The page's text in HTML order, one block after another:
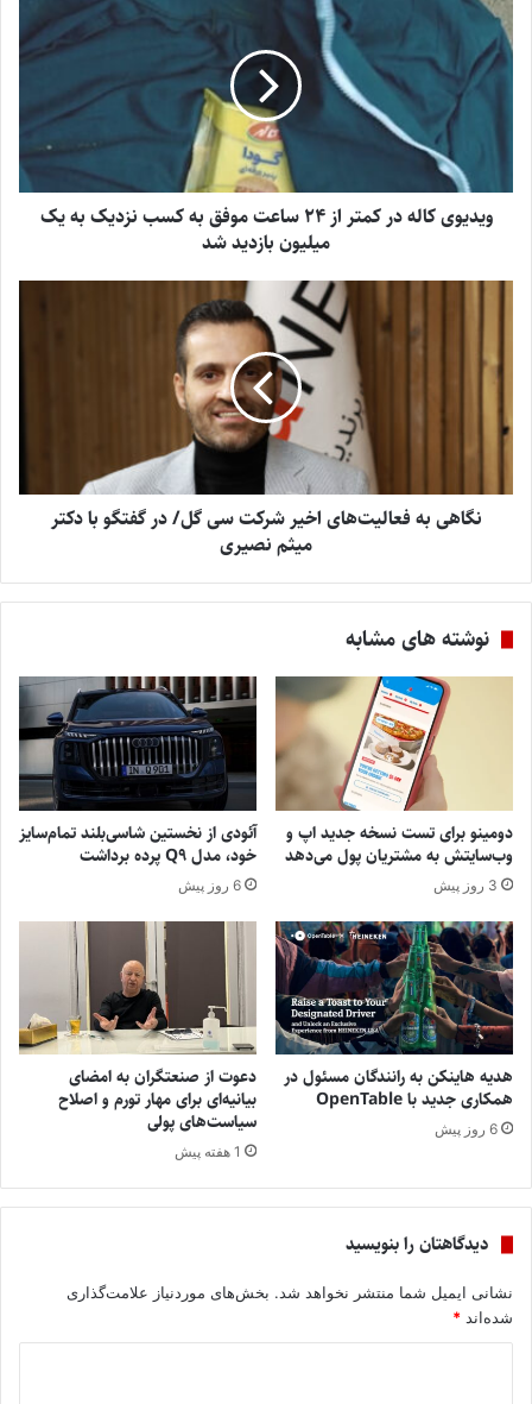
ویدیوی کاله در کمتر از ۲۴ ساعت موفق به کسب نزدیک به یک
میلیون بازدید شد
نگاهی به فعالیت‌های اخیر شرکت سی گل/ در گفتگو با دکتر
میثم نصیری
نوشته های مشابه
دومینو برای تست نسخه جدید اپ و
وب‌سایتش به مشتریان پول می‌دهد
3 روز پیش
آئودی از نخستین شاسی‌بلند تمام‌سایز
خود، مدل Q9 پرده برداشت
6 روز پیش
هدیه هاینکن به رانندگان مسئول در
همکاری جدید با OpenTable
6 روز پیش
دعوت از صنعتگران به امضای
بیانیه‌ای برای مهار تورم و اصلاح
سیاست‌های پولی
1 هفته پیش
دیدگاهتان را بنویسید
نشانی ایمیل شما منتشر نخواهد شد. بخش‌های موردنیاز علامت‌گذاری
شده‌اند *